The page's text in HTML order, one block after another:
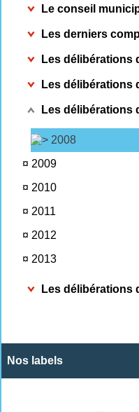
Le conseil
Les derniers
Les délibérations
Les délibérations
Les délibérations
2008
¤ 2009
¤ 2010
¤ 2011
¤ 2012
¤ 2013
Les délibérations
Nos labels